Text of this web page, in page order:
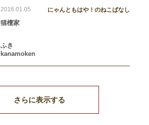
2016.01.05 にゃんともはや！のねこばなし
猫檀家
ふき
kanamoken
さらに表示する